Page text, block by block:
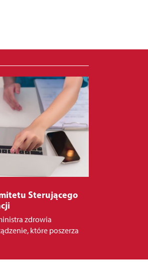
Sterującego
zdrowia
które poszerza